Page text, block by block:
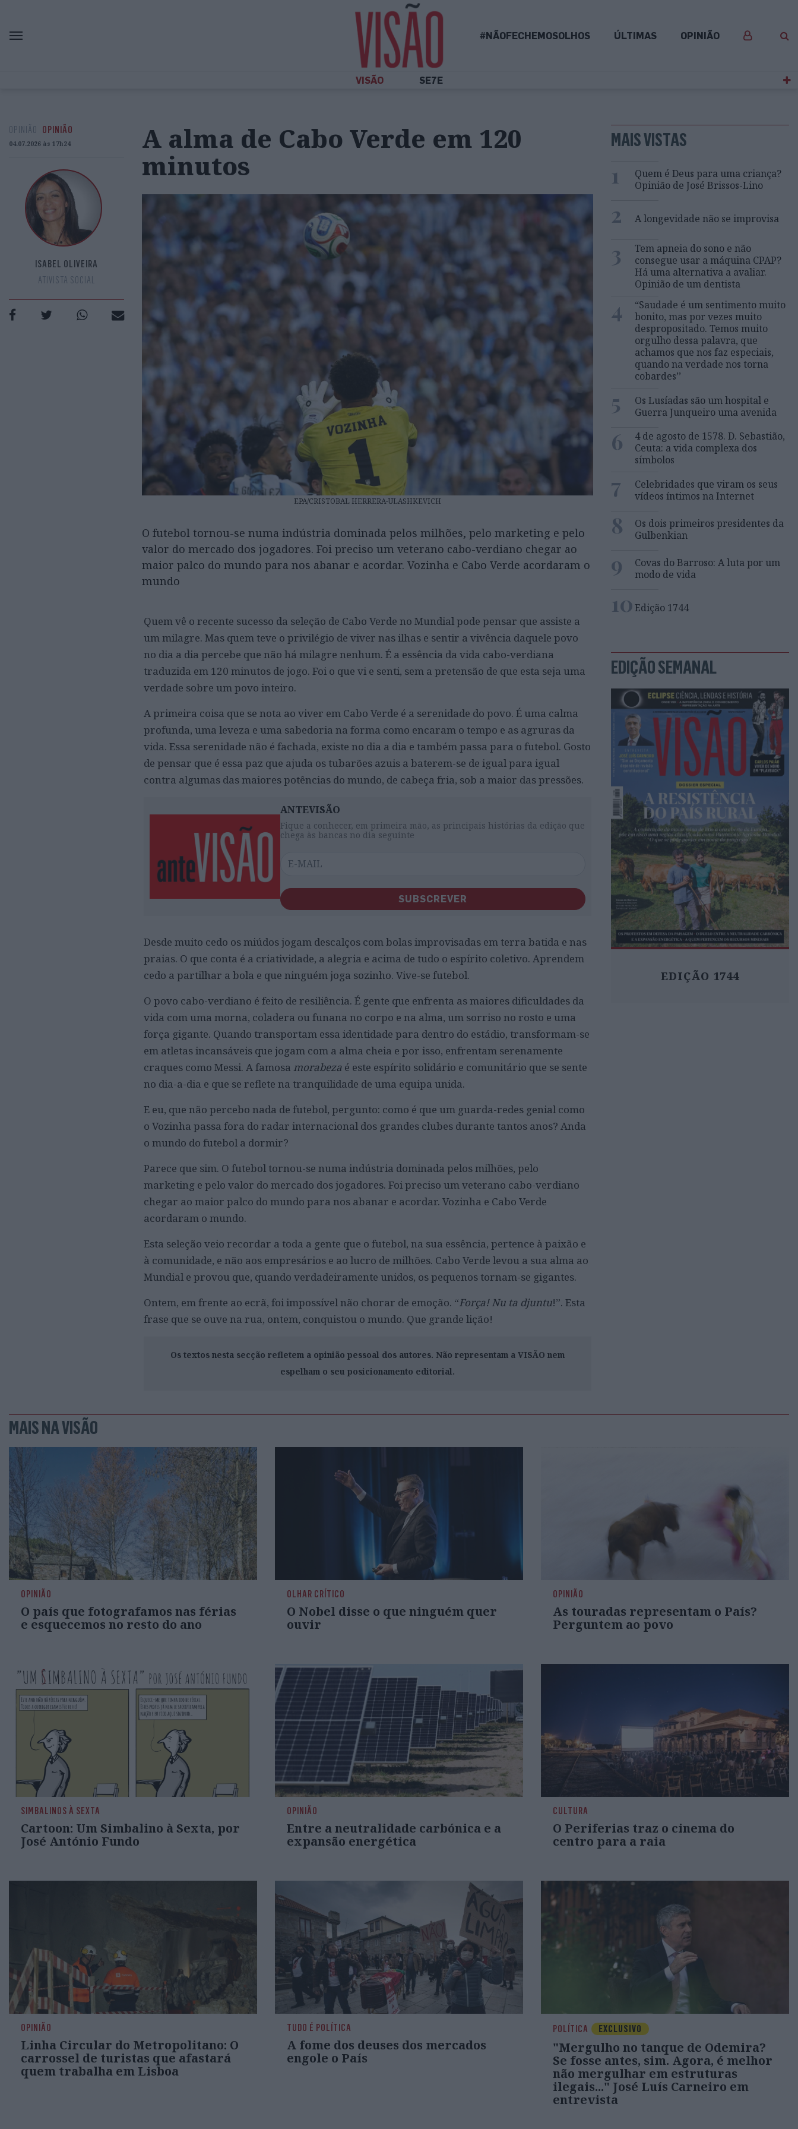
#NÃOFECHEMOSOLHOS ÚLTIMAS OPINIÃO
VISÃO SE7E
OPINIÃO OPINIÃO
04.07.2026 às 17h24
ISABEL OLIVEIRA
ATIVISTA SOCIAL
A alma de Cabo Verde em 120
minutos
EPA/CRISTOBAL HERRERA-ULASHKEVICH
O futebol tornou-se numa indústria dominada pelos milhões, pelo marketing e pelo
valor do mercado dos jogadores. Foi preciso um veterano cabo-verdiano chegar ao
maior palco do mundo para nos abanar e acordar. Vozinha e Cabo Verde acordaram o
mundo
Quem vê o recente sucesso da seleção de Cabo Verde no Mundial pode pensar que assiste a
um milagre. Mas quem teve o privilégio de viver nas ilhas e sentir a vivência daquele povo
no dia a dia percebe que não há milagre nenhum. É a essência da vida cabo-verdiana
traduzida em 120 minutos de jogo. Foi o que vi e senti, sem a pretensão de que esta seja uma
verdade sobre um povo inteiro.
A primeira coisa que se nota ao viver em Cabo Verde é a serenidade do povo. É uma calma
profunda, uma leveza e uma sabedoria na forma como encaram o tempo e as agruras da
vida. Essa serenidade não é fachada, existe no dia a dia e também passa para o futebol. Gosto
de pensar que é essa paz que ajuda os tubarões azuis a baterem-se de igual para igual
contra algumas das maiores potências do mundo, de cabeça fria, sob a maior das pressões.
ANTEVISÃO
Fique a conhecer, em primeira mão, as principais histórias da edição que
chega às bancas no dia seguinte
SUBSCREVER
Desde muito cedo os miúdos jogam descalços com bolas improvisadas em terra batida e nas
praias. O que conta é a criatividade, a alegria e acima de tudo o espírito coletivo. Aprendem
cedo a partilhar a bola e que ninguém joga sozinho. Vive-se futebol.
O povo cabo-verdiano é feito de resiliência. É gente que enfrenta as maiores dificuldades da
vida comuma morna, coladera ou funana no corpo e na alma, um sorriso no rosto e uma
força gigante. Quando transportam essa identidade para dentro do estádio, transformam-se
em atletas incansáveis que jogam com a alma cheia e por isso, enfrentam serenamente
craques como Messi. A famosa morabeza é este espírito solidário e comunitário que se sente
no dia-a-dia e que se reflete na tranquilidade de uma equipa unida.
E eu, que não percebo nada de futebol, pergunto: como é que um guarda-redes genial como
o Vozinha passa fora do radar internacional dos grandes clubes durante tantos anos? Anda
o mundo do futebol a dormir?
Parece que sim. O futebol tornou-se numa indústria dominada pelos milhões, pelo
marketing e pelo valor do mercado dos jogadores. Foi preciso um veterano cabo-verdiano
chegar ao maior palco do mundo para nos abanar e acordar. Vozinha e Cabo Verde
acordaram o mundo.
Esta seleção veio recordar a toda a gente que o futebol, na sua essência, pertence à paixão e
à comunidade, e não aos empresários e ao lucro de milhões. Cabo Verde levou a sua alma ao
Mundial e provou que, quando verdadeiramente unidos, os pequenos tornam-se gigantes.
Ontem, em frente ao ecrã, foi impossível não chorar de emoção. “Força! Nu ta djuntu!”. Esta
frase que se ouve na rua, ontem, conquistou o mundo. Que grande lição!
Os textos nesta secção refletem a opinião pessoal dos autores. Não representam a VISÃO nem
espelham o seu posicionamento editorial.
MAIS VISTAS
1
Quem é Deus para uma criança?
Opinião de José Brissos-Lino
2 A longevidade não se improvisa
3
Tem apneia do sono e não
consegue usar a máquina CPAP?
Há uma alternativa a avaliar.
Opinião de um dentista
4
“Saudade é um sentimento muito
bonito, mas por vezes muito
despropositado. Temos muito
orgulho dessa palavra, que
achamos que nos faz especiais,
quando na verdade nos torna
cobardes’’
5
Os Lusíadas são um hospital e
Guerra Junqueiro uma avenida
6
4 de agosto de 1578. D. Sebastião,
Ceuta: a vida complexa dos
símbolos
7
Celebridades que viram os seus
vídeos íntimos na Internet
8
Os dois primeiros presidentes da
Gulbenkian
9
Covas do Barroso: A luta por um
modo de vida
10Edição 1744
EDIÇÃO SEMANAL
EDIÇÃO 1744
MAIS NA VISÃO
OPINIÃO
O país que fotografamos nas férias
e esquecemos no resto do ano
OLHAR CRÍTICO
O Nobel disse o que ninguém quer
ouvir
OPINIÃO
As touradas representam o País?
Perguntem ao povo
SIMBALINOS À SEXTA
Cartoon: Um Simbalino à Sexta, por
José António Fundo
OPINIÃO
Entre a neutralidade carbónica e a
expansão energética
CULTURA
O Periferias traz o cinema do
centro para a raia
OPINIÃO
Linha Circular do Metropolitano: O
carrossel de turistas que afastará
quem trabalha em Lisboa
TUDO É POLÍTICA
A fome dos deuses dos mercados
engole o País
POLÍTICA EXCLUSIVO
"Mergulho no tanque de Odemira?
Se fosse antes, sim. Agora, é melhor
não mergulhar em estruturas
ilegais..." José Luís Carneiro em
entrevista